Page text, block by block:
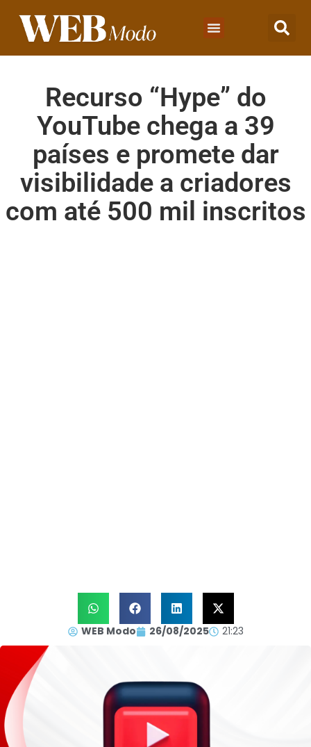
Recurso “Hype” do
YouTube chega a 39
países e promete dar
visibilidade a criadores
com até 500 mil inscritos
WEB Modo 26/08/2025 21:23